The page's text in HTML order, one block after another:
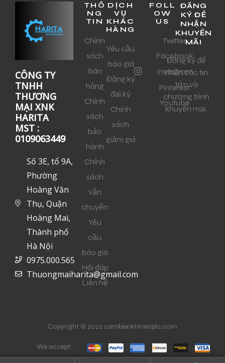
CÔNG TY
TNHH
THƯƠNG
MẠI XNK
HARITA
MST :
0109063449
Số 3E, tổ 9A,
Phường
Hoàng Văn
Thụ, Quận
Hoàng Mai,
Thành phố
Hà Nội
0975.000.565
Thuongmaiharita@gmail.com
THÔ
NG
TIN
Chính
sách
bán
hàng
Chính
sách
bảo
hành
Chính
sách
vận
chuyển
Yêu
cầu
báo giá
Hỏi đáp
Liên hệ
DỊCH
VỤ
KHÁC
HÀNG
Yêu cầu
báo giá
Đăng ký
đại ký
Chính
sách
giảm giá
FOLL
OW
US
Twitter
Facebook
Instagram
Pinterest
Youtube
ĐĂNG
KÝ ĐỂ
NHẬN
KHUYẾN
MÃI
Đăng ký để
nhận các tin
tức và
chương trình
khuyến mại.
Copyright © 2022 cambienkhinenplc.com
We accept: